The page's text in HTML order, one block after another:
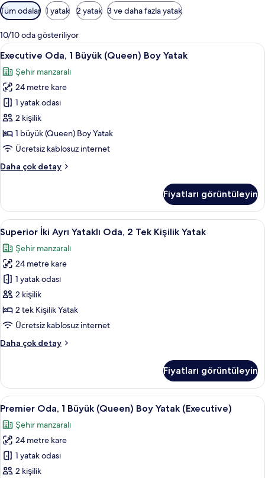
Odalar
için
mevcut
filtreler
Tüm odalar 1 yatak 2 yatak 3 ve daha fazla yatak
10/10 oda gösteriliyor
Executive
Oda,
1
Büyük
(Queen)
Boy
Yatak
için
fotoğrafları
Odada kasa, masa, dizüstü bilgisayar
8
Executive Oda, 1 Büyük (Queen) Boy Yatak
Şehir manzaralı
24 metre kare
1 yatak odası
2 kişilik
1 büyük (Queen) Boy Yatak
Ücretsiz kablosuz internet
Daha çok detay
Executive
(Queen)
Boy
Yatak
hakkında
daha
fazla
detay
Fiyatları görüntüleyin
Superior
İki
Ayrı
Yataklı
Oda,
2
Tek
Kişilik
için
görün
Superior İki Ayrı Yataklı Oda, 2 Tek
7
Superior İki Ayrı Yataklı Oda, 2 Tek Kişilik Yatak
Şehir manzaralı
24 metre kare
1 yatak odası
2 kişilik
2 tek Kişilik Yatak
Ücretsiz kablosuz internet
Daha çok detay
Superior
Oda,
Tek
Yatak
hakkında
daha
fazla
detay
Fiyatları görüntüleyin
Premier
Oda,
1
Büyük
(Queen)
Boy
Premier Oda, 1 Büyük (Queen) Boy
7
Premier Oda, 1 Büyük (Queen) Boy Yatak (Executive)
Şehir manzaralı
24 metre kare
1 yatak odası
2 kişilik